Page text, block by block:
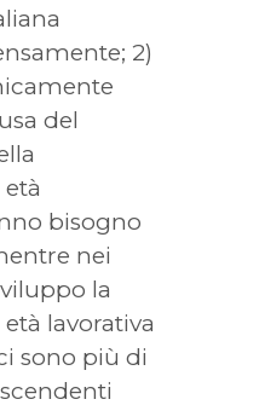
2)
del
bisogno
nei
la
lavorativa
sono più di